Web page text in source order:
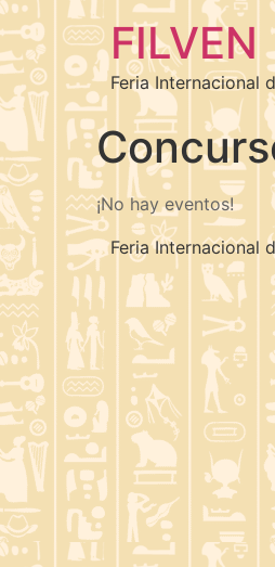
FILVEN
Feria Internacional
¡No hay eventos!
Feria Internacional